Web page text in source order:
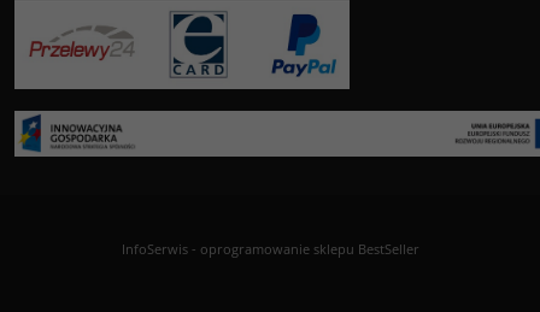
InfoSerwis- oprogramowanie sklepu BestSeller